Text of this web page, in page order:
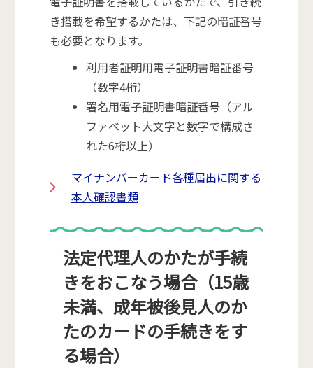
き搭載を希望するかたは、下記の暗証番号
も必要となります。
利用者証明用電子証明書暗証番号
（数字4桁）
署名用電子証明書暗証番号（アル
ファベット大文字と数字で構成さ
れた6桁以上）
マイナンバーカード各種届出に関する
本人確認書類
法定代理人のかたが手続
きをおこなう場合（15歳
未満、成年被後見人のか
たのカードの手続きをす
る場合）